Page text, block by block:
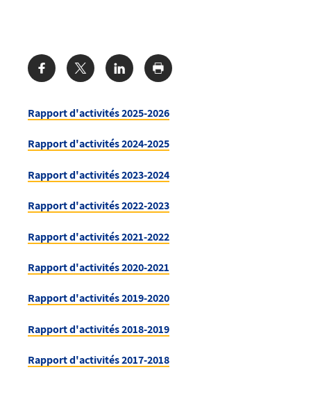
Rapport d'activités 2025-2026
Rapport d'activités 2024-2025
Rapport d'activités 2023-2024
Rapport d'activités 2022-2023
Rapport d'activités 2021-2022
Rapport d'activités 2020-2021
Rapport d'activités 2019-2020
Rapport d'activités 2018-2019
Rapport d'activités 2017-2018
Share: